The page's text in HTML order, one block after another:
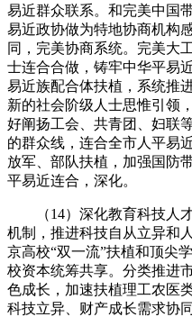
易近群众联系。和完美中国
易近政协做为特地协商机构
同，完美协商系统。完美大
士连合合做，铸牢中华平易
易近族配合体扶植，系统推
新的社会阶级人士思惟引领
好阐扬工会、共青团、妇联
的群众线，连合全市人平易
放军、部队扶植，加强国防
平易近连合，深化。
（14）深化教育科技人才
机制，推进科技自从立异和
京高校“双一流”扶植和顶尖
校资本统筹共享。分类推进
色成长，加速扶植理工农医
科技立异、财产成长需求协